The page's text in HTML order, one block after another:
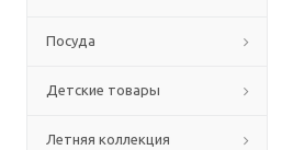
Посуда
Детские товары
Летняя коллекция